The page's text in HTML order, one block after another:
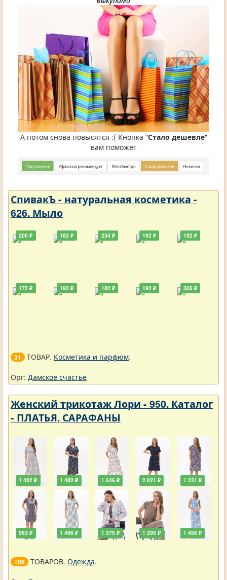
А потом снова повысятся :( Кнопка "Стало дешевле"
вам поможет
СпивакЪ - натуральная косметика -
626. Мыло
200 ₽
172 ₽
182 ₽
192 ₽
234 ₽
182 ₽
192 ₽
192 ₽
192 ₽
305 ₽
31 ТОВАР. Косметика и парфюм.
Орг: Дамское счастье
Женский трикотаж Лори - 950. Каталог
- ПЛАТЬЯ, САРАФАНЫ
1 402 ₽
963 ₽
1 482 ₽
1 496 ₽
1 646 ₽
1 375 ₽
2 021 ₽
1 295 ₽
1 231 ₽
1 456 ₽
106 ТОВАРОВ. Одежда.